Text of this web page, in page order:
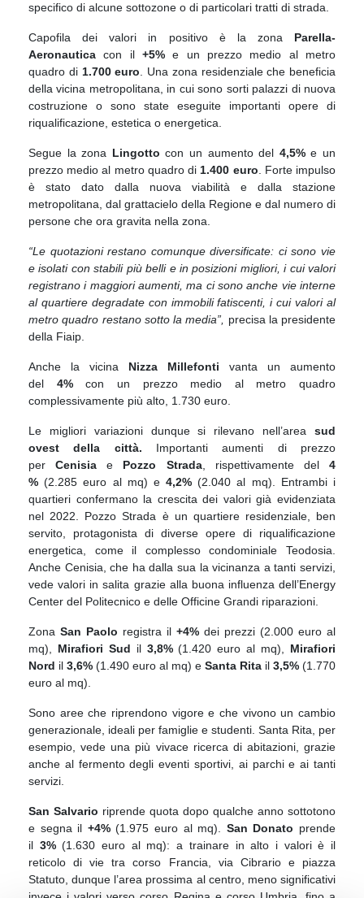
specifico di alcune sottozone o di particolari tratti di strada.
Capofila dei valori in positivo è la zona Parella-
Aeronautica con il +5% e un prezzo medio al metro
quadro di 1.700 euro . Una zona residenziale che beneficia
della vicina metropolitana, in cui sono sorti palazzi di nuova
costruzione o sono state eseguite importanti opere di
riqualificazione, estetica o energetica.
Segue la zona Lingotto con un aumento del 4,5%e un
prezzo medio al metro quadro di 1.400 euro . Forte impulso
è stato dato dalla nuova viabilità e dalla stazione
metropolitana, dal grattacielo della Regione e dal numero di
persone che ora gravita nella zona.
“Le quotazioni restano comunque diversificate: ci sono vie
e isolati con stabili più belli e in posizioni migliori, i cui valori
registrano i maggiori aumenti, ma ci sono anche vie interne
al quartiere degradate con immobili fatiscenti, i cui valori al
metro quadro restano sotto la media”, precisa la presidente
della Fiaip.
Anche la vicina Nizza Millefonti vanta un aumento
del 4%con un prezzo medio al metro quadro
complessivamente più alto, 1.730 euro.
Le migliori variazioni dunque si rilevano nell’area sud
ovest della città. Importanti aumenti di prezzo
perCenisia e Pozzo Strada, rispettivamente del4
% (2.285 euro al mq) e4,2% (2.040 al mq). Entrambi i
quartieri confermano la crescita dei valori già evidenziata
nel 2022. Pozzo Strada è un quartiere residenziale, ben
servito, protagonista di diverse opere di riqualificazione
energetica, come il complesso condominiale Teodosia.
Anche Cenisia, che ha dalla sua la vicinanza a tanti servizi,
vede valori in salita grazie alla buona influenza dell’Energy
Center del Politecnico e delle Officine Grandi riparazioni.
Zona San Paolo registra il +4% dei prezzi (2.000 euro al
mq), Mirafiori Sud il 3,8%(1.420 euro al mq), Mirafiori
Nord il 3,6% (1.490 euro al mq) e Santa Rita il 3,5% (1.770
euro al mq).
Sono aree che riprendono vigore e che vivono un cambio
generazionale, ideali per famiglie e studenti. Santa Rita, per
esempio, vede una più vivace ricerca di abitazioni, grazie
anche al fermento degli eventi sportivi, ai parchi e ai tanti
servizi.
San Salvario riprende quota dopo qualche anno sottotono
e segna il +4%(1.975 euro al mq). San Donato prende
il 3%(1.630 euro al mq): a trainare in alto i valori è il
reticolo di vie tra corso Francia, via Cibrario e piazza
Statuto, dunque l’area prossima al centro, meno significativi